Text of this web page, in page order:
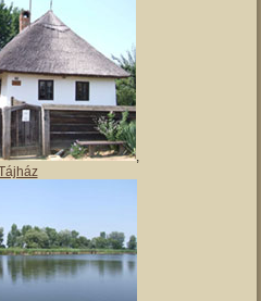
Ádám Muzeális Gyűjteménye
Vaja szálláshely